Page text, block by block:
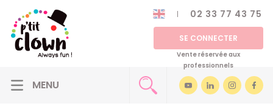
02 33 77 43 75
SE CONNECTER
Vente réservée aux
professionnels